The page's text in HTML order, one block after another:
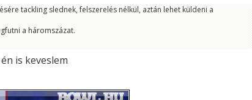
tackling slednek, felszerelés nélkül, aztán lehet küldeni a
a háromszázat.
is keveslem